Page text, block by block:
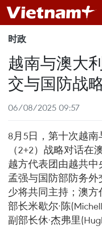
时政
越南与澳大
交与国防战
06/08/2025 09:57
8月5日，第十次越
（2+2）战略对话在
越方代表团由越共
孟强与国防部防务
少将共同主持；澳
部长米歇尔·陈
副部长休·杰弗里